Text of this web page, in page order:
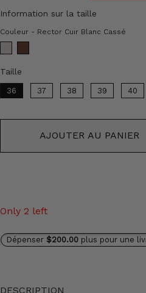
Information sur la taille
Couleur - Rector Cuir Blanc Cassé
Taille
36 37 38 39 40
AJOUTER AU PANIER
Only 2 left
Dépenser $200.00 plus pour une
DESCRIPTION